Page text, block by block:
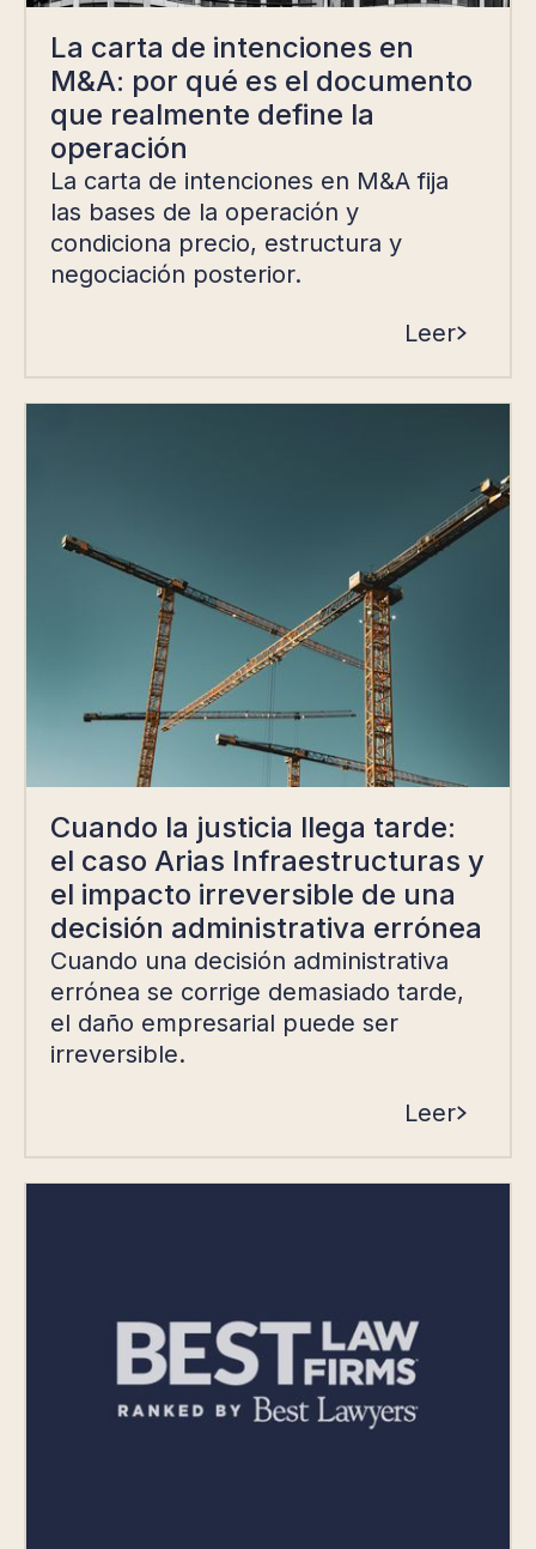
La carta de intenciones en
M&A: por qué es el documento
que realmente define la
operación
La carta de intenciones en M&A fija
las bases de la operación y
condiciona precio, estructura y
negociación posterior.
Leer
Cuando la justicia llega tarde:
el caso Arias Infraestructuras y
el impacto irreversible de una
decisión administrativa errónea
Cuando una decisión administrativa
errónea se corrige demasiado tarde,
el daño empresarial puede ser
irreversible.
Leer